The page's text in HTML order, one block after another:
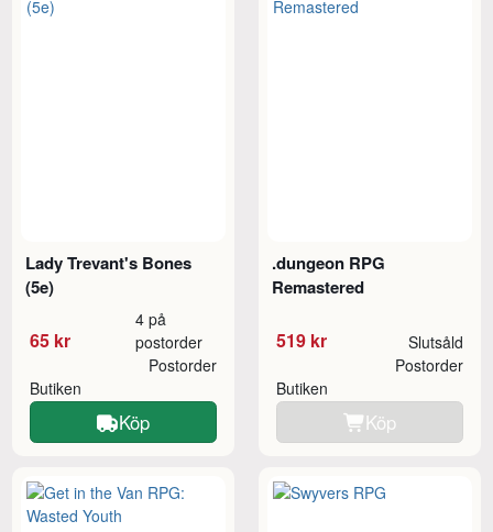
Lady Trevant's Bones
(5e)
65 kr
4 på
postorder
Butiken
Postorder
Köp
.dungeon RPG
Remastered
519 kr Slutsåld
Butiken
Postorder
Köp